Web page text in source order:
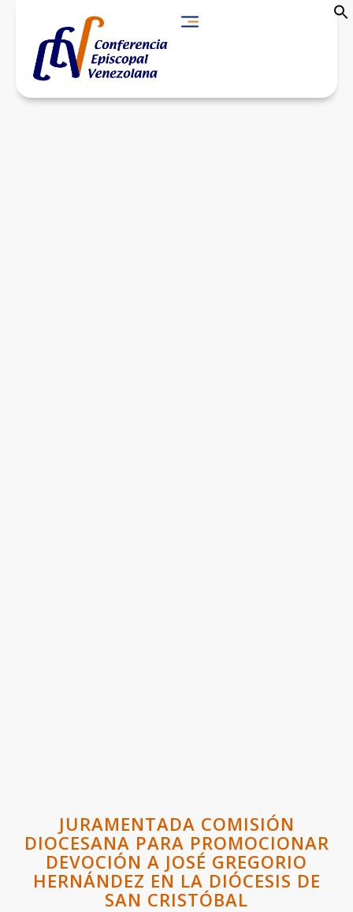
JURAMENTADA COMISIÓN
DIOCESANA PARA PROMOCIONAR
DEVOCIÓN A JOSÉ GREGORIO
HERNÁNDEZ EN LA DIÓCESIS DE
SAN CRISTÓBAL